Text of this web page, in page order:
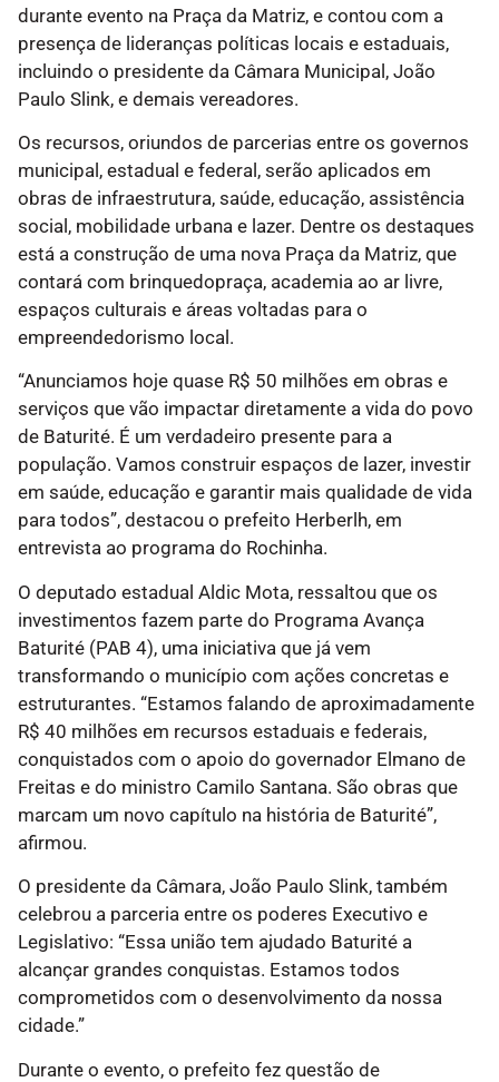
durante evento na Praça da Matriz, e contou com a
presença de lideranças políticas locais e estaduais,
incluindo o presidente da Câmara Municipal, João
Paulo Slink, e demais vereadores.
Os recursos, oriundos de parcerias entre os governos
municipal, estadual e federal, serão aplicados em
obras de infraestrutura, saúde, educação, assistência
social, mobilidade urbana e lazer. Dentre os destaques
está a construção de uma nova Praça da Matriz, que
contará com brinquedopraça, academia ao ar livre,
espaços culturais e áreas voltadas para o
empreendedorismo local.
“Anunciamos hoje quase R$ 50 milhões em obras e
serviços que vão impactar diretamente a vida do povo
de Baturité. É um verdadeiro presente para a
população. Vamos construir espaços de lazer, investir
em saúde, educação e garantir mais qualidade de vida
para todos”, destacou o prefeito Herberlh, em
entrevista ao programa do Rochinha.
O deputado estadual Aldic Mota, ressaltou que os
investimentos fazem parte do Programa Avança
Baturité (PAB 4), uma iniciativa que já vem
transformando o município com ações concretas e
estruturantes. “Estamos falando de aproximadamente
R$ 40 milhões em recursos estaduais e federais,
conquistados com o apoio do governador Elmano de
Freitas e do ministro Camilo Santana. São obras que
marcam um novo capítulo na história de Baturité”,
afirmou.
O presidente da Câmara, João Paulo Slink, também
celebrou a parceria entre os poderes Executivo e
Legislativo: “Essa união tem ajudado Baturité a
alcançar grandes conquistas. Estamos todos
comprometidos com o desenvolvimento da nossa
cidade.”
Durante o evento, o prefeito fez questão de